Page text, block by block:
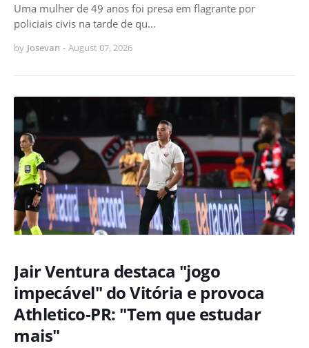
Uma mulher de 49 anos foi presa em flagrante por
policiais civis na tarde de qu…
by Josevan - August 07, 2026
Jair Ventura destaca "jogo
impecável" do Vitória e provoca
Athletico-PR: "Tem que estudar
mais"